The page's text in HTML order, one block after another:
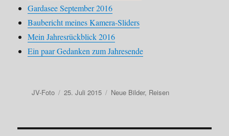
Gardasee September 2016
Baubericht meines Kamera-Sliders
Mein Jahresrückblick 2016
Ein paar Gedanken zum Jahresende
Autor
JV-Foto
Veröffentlicht
25. Juli 2015 Kategorien
Neue Bilder, Reisen